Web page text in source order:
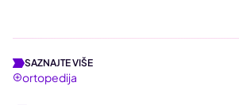
SAZNAJTE VIŠE
ortopedija